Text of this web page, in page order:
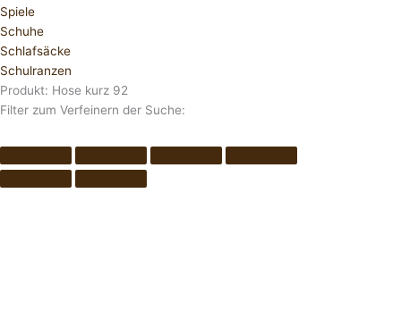
Spiele
Schuhe
Schlafsäcke
Schulranzen
Produkt: Hose kurz 92
Filter zum Verfeinern der Suche: